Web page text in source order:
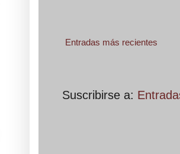
Entradas más recientes
Suscribirse a: